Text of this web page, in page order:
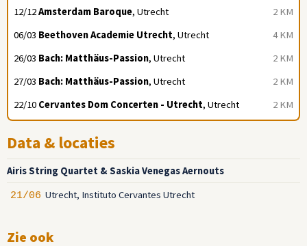
2 KM
12/12Amsterdam Baroque, Utrecht
4 KM
06/03 Beethoven Academie Utrecht, Utrecht
2 KM
26/03 Bach: Matthäus-Passion, Utrecht
2 KM
27/03 Bach: Matthäus-Passion, Utrecht
2 KM
22/10 Cervantes Dom Concerten - Utrecht, Utrecht
Data & locaties
Airis String Quartet & Saskia Venegas Aernouts
21/06 Utrecht, Instituto Cervantes Utrecht
Zie ook